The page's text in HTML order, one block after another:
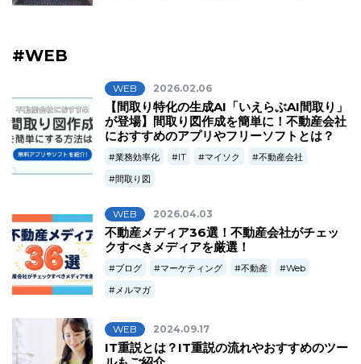
#WEB
WEB 2026.02.06
【間取り特化の生成AI「いえらぶAI間取り」
が登場】間取り図作成を簡単に！不動産会社
におすすめのアプリやフリーソフトとは？
業務効率化 IT マイソク
不動産会社
間取り図
WEB 2026.04.03
不動産メディア36選！不動産会社がチェッ
クすべきメディアを厳選！
ブログ マーケティング 不動産
Web
メルマガ
WEB 2024.09.17
IT重説とは？IT重説の流れやおすすめのツー